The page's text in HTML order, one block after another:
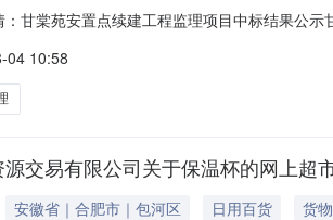
：甘棠苑安置点续建工程监理项目中标结果公
04 10:58
交易有限公司关于保温杯的网上超
安徽省｜合肥市｜包河区 日用百货
货物